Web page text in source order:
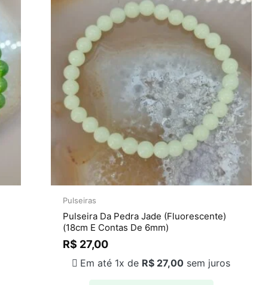
Pulseiras
Pulseira Da Pedra Jade (Fluorescente)
(18cm E Contas De 6mm)
R$ 27,00
Em até 1x de R$ 27,00 sem juros